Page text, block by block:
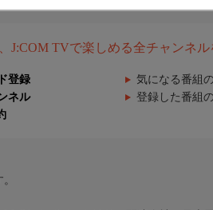
J:COM TVで楽しめる全チャンネル
登録 気になる番組
ネル 登録した番組